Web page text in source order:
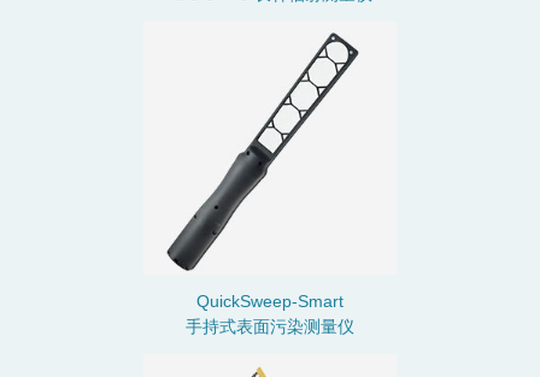
QuickSweep-Smart
手持式表面污染测量仪